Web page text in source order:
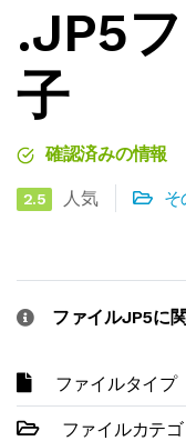
.JP5
子
確認済みの情報
2.5 人気 そ
ファイルJP5に
ファイルタイプ
ファイルカテゴ